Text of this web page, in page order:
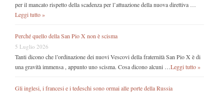
per il mancato rispetto della scadenza per l’attuazione della nuova direttiva …
Leggi tutto »
Perché quello della San Pio X non è scisma
5 Luglio 2026
Tanti dicono che l’ordinazione dei nuovi Vescovi della fraternità San Pio X è di
una gravità immensa , appunto uno scisma. Cosa dicono alcuni … Leggi tutto »
Gli inglesi, i francesi e i tedeschi sono ormai alle porte della Russia